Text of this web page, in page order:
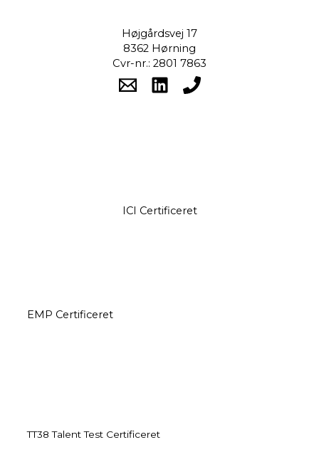
Højgårdsvej 17
8362 Hørning
Cvr-nr.: 2801 7863
ICI Certificeret
EMP Certificeret
TT38 Talent Test Certificeret